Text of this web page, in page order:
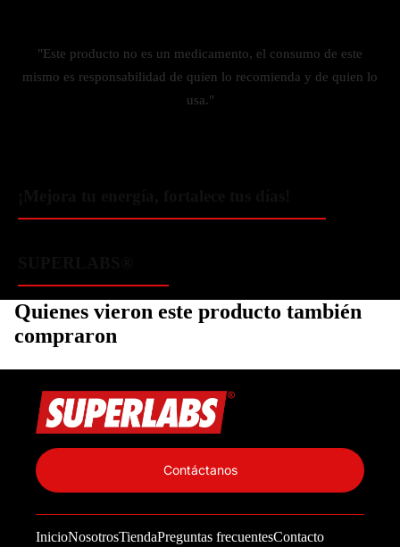
"Este producto no es un medicamento, el consumo de este
mismo es responsabilidad de quien lo recomienda y de quien lo
usa."
Quienes vieron este producto también
compraron
InicioNosotrosTiendaPreguntas frecuentesContacto
Contáctanos
Información de contacto
Política de reembolso
Términos del servicio
Política de envío